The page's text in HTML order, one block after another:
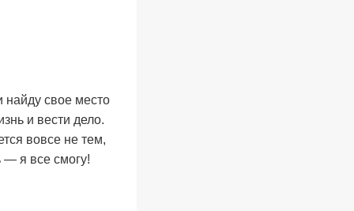
найду свое место
и вести дело.
вовсе не тем,
— я все смогу!